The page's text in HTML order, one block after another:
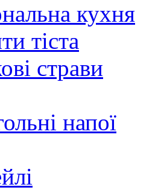
кухня
тіста
страви
напої